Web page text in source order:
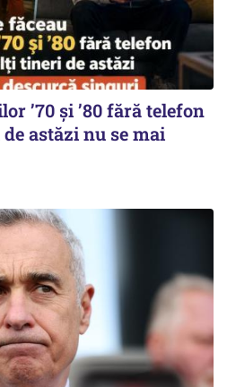
’70 și ’80 fără telefon
astăzi nu se mai